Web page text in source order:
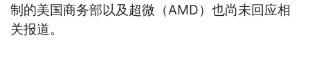
制的美国商务部以及超微（AMD）也尚未回应相
关报道。